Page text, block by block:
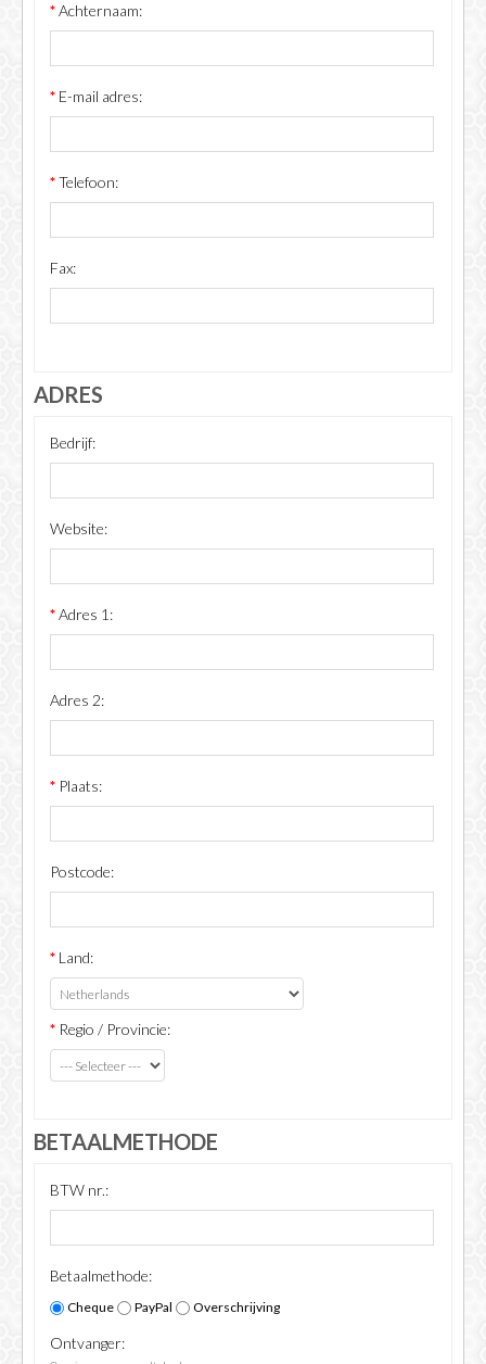
*Achternaam:
* E-mail adres:
*Telefoon:
Fax:
ADRES
Bedrijf:
Website:
*Adres 1:
Adres 2:
* Plaats:
Postcode:
* Land:
* Regio / Provincie:
BETAALMETHODE
BTW nr.:
Betaalmethode:
Cheque PayPal Overschrijving
Ontvanger: